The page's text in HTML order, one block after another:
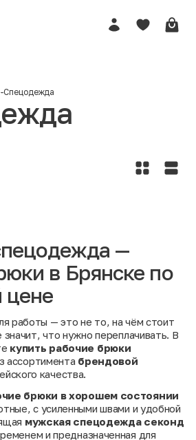
-Спецодежда
—
в Брянске по
цене
работы — это не то, на чём стоит
что нужно переплачивать. В
купить рабочие брюки
ассортимента брендовой
качества.
брюки в хорошем состоянии
с усиленными швами и удобной
мужская спецодежда секонд
и предназначенная для